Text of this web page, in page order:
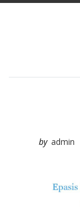
by admin